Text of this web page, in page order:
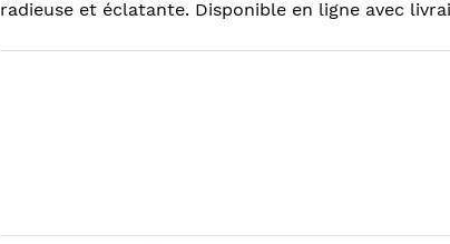
radieuse et éclatante. Disponible en ligne avec